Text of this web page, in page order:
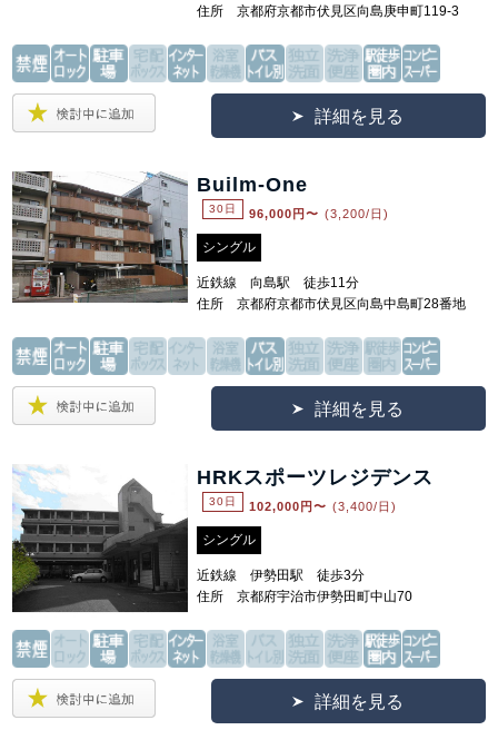
住所 京都府京都市伏見区向島庚申町119-3
詳細を見る
Builm-One
30日 96,000 円〜 (3,200/日)
シングル
近鉄線 向島駅 徒歩11分
住所 京都府京都市伏見区向島中島町28番地
詳細を見る
HRKスポーツレジデンス
30日 102,000 円〜 (3,400/日)
シングル
近鉄線 伊勢田駅 徒歩3分
住所 京都府宇治市伊勢田町中山70
詳細を見る